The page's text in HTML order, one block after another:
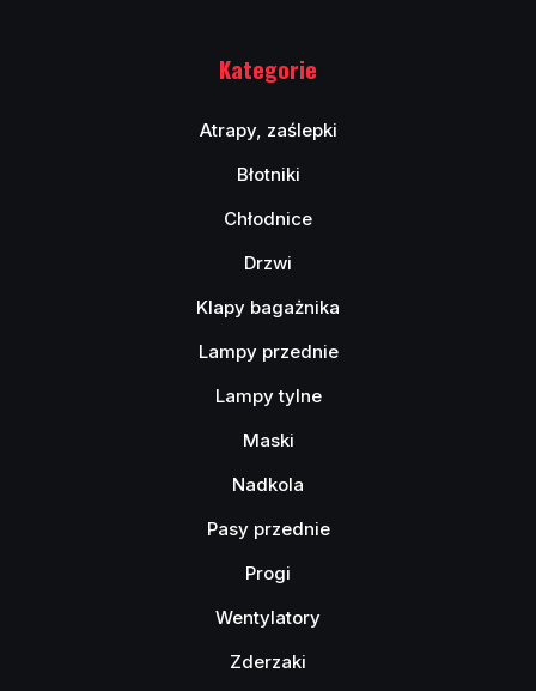
Kategorie
Atrapy, zaślepki
Błotniki
Chłodnice
Drzwi
Klapy bagażnika
Lampy przednie
Lampy tylne
Maski
Nadkola
Pasy przednie
Progi
Wentylatory
Zderzaki